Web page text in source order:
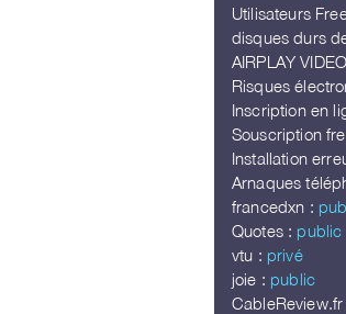
Utilisateurs
disques durs
AIRPLAY
Risques
Inscription en
Souscription
Installation
Arnaques
francedxn :
Quotes : public
vtu : privé
joie : public